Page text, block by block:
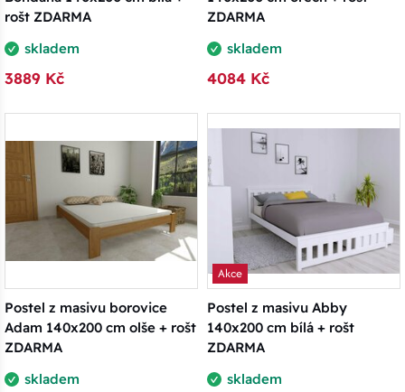
rošt ZDARMA
skladem
3889 Kč
ZDARMA
skladem
4084 Kč
Postel z masivu borovice
Adam 140x200 cm olše + rošt
ZDARMA
skladem
Akce
Postel z masivu Abby
140x200 cm bílá + rošt
ZDARMA
skladem